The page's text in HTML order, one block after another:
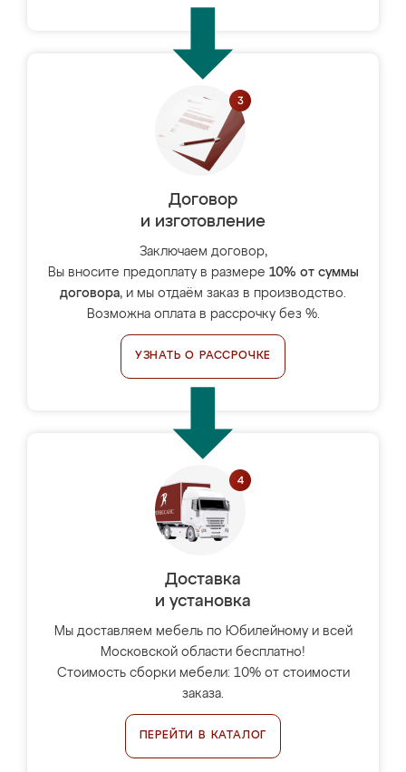
Договор
и изготовление
Заключаем договор,
Вы вносите предоплату в размере 10% от суммы
договора, и мы отдаём заказ в производство.
Возможна оплата в рассрочку без %.
УЗНАТЬ О РАССРОЧКЕ
Доставка
и установка
Мы доставляем мебель по Юбилейному и всей
Московской области бесплатно!
Стоимость сборки мебели: 10% от стоимости
заказа.
ПЕРЕЙТИ В КАТАЛОГ